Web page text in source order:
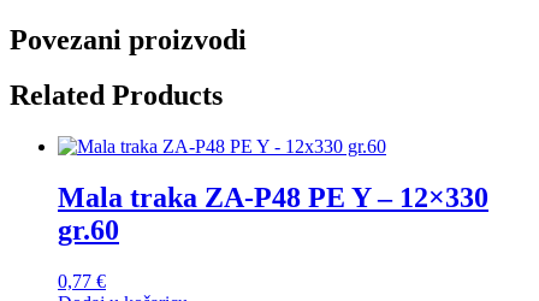
Povezani proizvodi
Related Products
Mala traka ZA-P48 PE Y – 12×330
gr.60
0,77 €